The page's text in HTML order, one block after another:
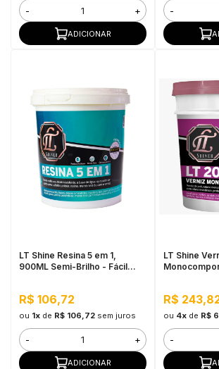
- +
ADICIONAR
-
LT Shine Resina 5 em 1,
900ML Semi-Brilho - Fácil
R$ 106,72
ou 1xde R$ 106,72 sem juros
- +
ADICIONAR
LT Shine
R$
ou 4xde R$
-